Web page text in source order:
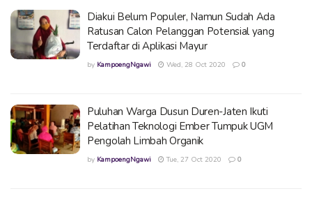
Diakui Belum Populer, Namun Sudah Ada
Ratusan Calon Pelanggan Potensial yang
Terdaftar di Aplikasi Mayur
by KampoengNgawi Wed, 28 Oct 2020 0
Puluhan Warga Dusun Duren-Jaten Ikuti
Pelatihan Teknologi Ember Tumpuk UGM
Pengolah Limbah Organik
by KampoengNgawi Tue, 27 Oct 2020 0